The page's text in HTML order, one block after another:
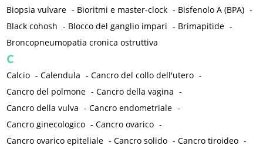
Biopsia vulvare - Bioritmi e master-clock - Bisfenolo A (BPA) -
Black cohosh - Blocco del ganglio impari - Brimapitide -
Broncopneumopatia cronica ostruttiva
C
Calcio -Calendula -Cancro del collo dell'utero -
Cancro del polmone -Cancro della vagina -
Cancro della vulva -Cancro endometriale -
Cancro ginecologico -Cancro ovarico -
Cancro ovarico epiteliale -Cancro solido -Cancro tiroideo -